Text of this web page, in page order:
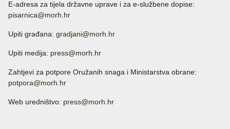
E-adresa za tijela državne uprave i za e-službene dopise:
pisarnica@morh.hr
Upiti građana: gradjani@morh.hr
Upiti medija: press@morh.hr
Zahtjevi za potpore Oružanih snaga i Ministarstva obrane:
potpora@morh.hr
Web uredništvo: press@morh.hr